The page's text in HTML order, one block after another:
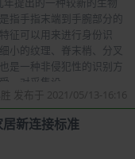
指手指末端到手腕部分的
征可以用来进行身份识
小的纹理、脊末梢、分叉
是一种非侵犯性的识别方
，对采集设
发布于 2021/05/13-16:16
新连接标准